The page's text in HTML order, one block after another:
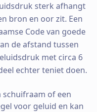
sterk afhangt
bron en oor zit. Een
Code van goede
de afstand tussen
met circa 6
echter teniet doen.
schuifraam of een
voor geluid en kan